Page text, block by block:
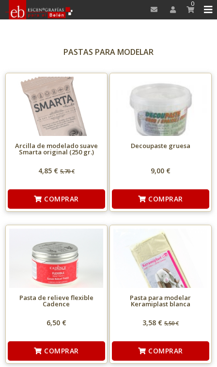
0
PASTAS PARA MODELAR
Arcilla de modelado suave
Smarta original (250 gr.)
4,85 € 5,70€
COMPRAR
Decoupaste gruesa
9,00 €
COMPRAR
Pasta de relieve flexible
Cadence
6,50 €
COMPRAR
Pasta para modelar
Keramiplast blanca
3,58 € 5,50€
COMPRAR